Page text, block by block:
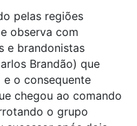
pelas regiões
observa com
e brandonistas
Brandão) que
o consequente
chegou ao comando
o grupo